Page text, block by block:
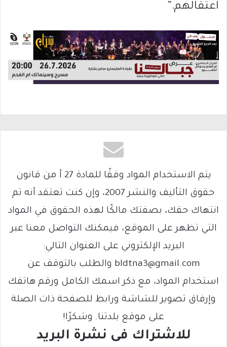
اعتقالهم.”
يتم الاستخدام المواد وفقًا للمادة 27 أ من قانون
حقوق التأليف والنشر 2007، وإن كنت تعتقد أنه تم
انتهاك حقك، بصفتك مالكًا لهذه الحقوق في المواد
التي تظهر على الموقع، فيمكنك التواصل معنا عبر
البريد الإلكتروني على العنوان التالي:
bldtna3@gmail.com والطلب بالتوقف عن
استخدام المواد، مع ذكر اسمك الكامل ورقم هاتفك
وإرفاق تصوير للشاشة ورابط للصفحة ذات الصلة
على موقع بلدتنا. وشكرًا!
للاشتراك فى نشرة البريد